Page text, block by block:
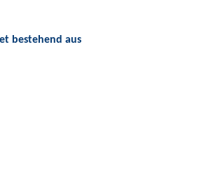
bestehend aus